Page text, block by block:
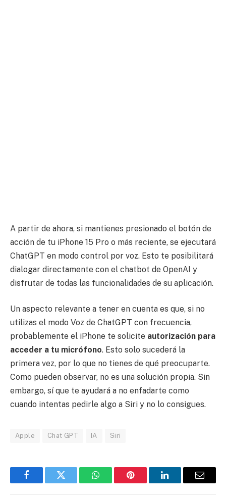
A partir de ahora, si mantienes presionado el botón de
acción de tu iPhone 15 Pro o más reciente, se ejecutará
ChatGPT en modo control por voz. Esto te posibilitará
dialogar directamente con el chatbot de OpenAI y
disfrutar de todas las funcionalidades de su aplicación.
Un aspecto relevante a tener en cuenta es que, si no
utilizas el modo Voz de ChatGPT con frecuencia,
probablemente el iPhone te solicite autorización para
acceder a tu micrófono. Esto solo sucederá la
primera vez, por lo que no tienes de qué preocuparte.
Como pueden observar, no es una solución propia. Sin
embargo, sí que te ayudará a no enfadarte como
cuando intentas pedirle algo a Siri y no lo consigues.
Apple Chat GPT IA Siri
FacebookTwitter WhatsAppPinterest LinkedInEmail